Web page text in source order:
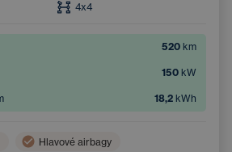
4x4
520 km
150 kW
18,2 kWh
Hlavové airbagy